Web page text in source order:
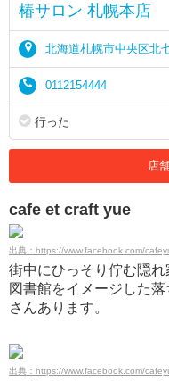
椿サロン 札幌本店
北海道札幌市中央区北
0112154444
行った
店
cafe et craft yue
出典：https://www.facebook.com/
街中にひっそり佇む隠れ
図書館をイメージした
さんあります。
出典：https://www.facebook.com/